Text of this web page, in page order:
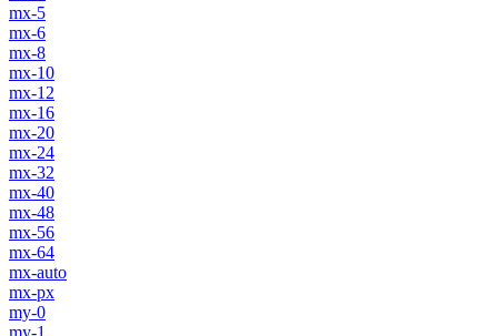
mx-5
mx-6
mx-8
mx-10
mx-12
mx-16
mx-20
mx-24
mx-32
mx-40
mx-48
mx-56
mx-64
mx-auto
mx-px
my-0
my-1